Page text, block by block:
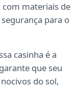
com materiais de
para o
casinha é a
que seu
do sol,